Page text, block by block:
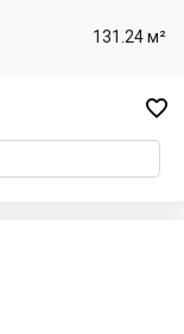
131.24 м²
